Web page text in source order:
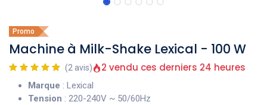
Promo
Machine à Milk-Shake Lexical - 100 W
(2 avis) 2 vendu ces derniers 24 heures
Marque : Lexical
Tension : 220-240V ~ 50/60Hz